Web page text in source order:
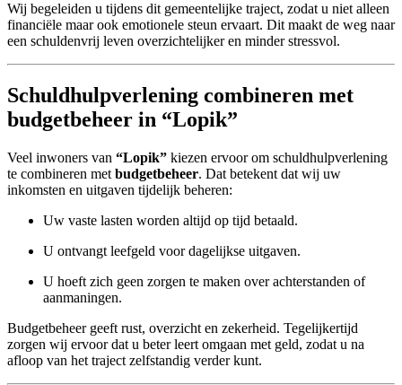
Wij begeleiden u tijdens dit gemeentelijke traject, zodat u niet alleen
financiële maar ook emotionele steun ervaart. Dit maakt de weg naar
een schuldenvrij leven overzichtelijker en minder stressvol.
Schuldhulpverlening combineren met
budgetbeheer in “Lopik”
Veel inwoners van “Lopik” kiezen ervoor om schuldhulpverlening
te combineren met budgetbeheer. Dat betekent dat wij uw
inkomsten en uitgaven tijdelijk beheren:
Uw vaste lasten worden altijd op tijd betaald.
U ontvangt leefgeld voor dagelijkse uitgaven.
U hoeft zich geen zorgen te maken over achterstanden of
aanmaningen.
Budgetbeheer geeft rust, overzicht en zekerheid. Tegelijkertijd
zorgen wij ervoor dat u beter leert omgaan met geld, zodat u na
afloop van het traject zelfstandig verder kunt.